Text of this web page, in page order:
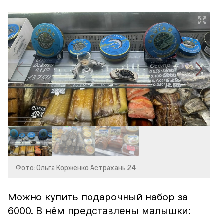
Фото: Ольга Корженко Астрахань 24
Можно купить подарочный набор за
6000. В нём представлены малышки: